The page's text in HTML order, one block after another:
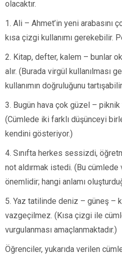
olacaktır.
1. Ali – Ahmet’in yeni arabasını
kısa çizgi kullanımı gerekebilir.
2. Kitap, defter, kalem – bunlar
alır. (Burada virgül kullanılması
kullanımın doğruluğunu
3. Bugün hava çok güzel – piknik
(Cümlede iki farklı düşünceyi
kendini gösteriyor.)
4. Sınıfta herkes sessizdi,
not aldırmak istedi. (Bu
önemlidir; hangi anlamı
5. Yaz tatilinde deniz – güneş –
vazgeçilmez. (Kısa çizgi ile
vurgulanması amaçlanmaktadır.)
Öğrenciler, yukarıda verilen